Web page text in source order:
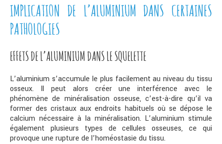
IMPLICATION DE L’ALUMINIUM DANS CERTAINES
PATHOLOGIES
EFFETS DE L’ALUMINIUM DANS LE SQUELETTE
L’aluminium s’accumule le plus facilement au niveau du tissu
osseux. Il peut alors créer une interférence avec le
phénomène de minéralisation osseuse, c’est-à-dire qu’il va
former des cristaux aux endroits habituels où se dépose le
calcium nécessaire à la minéralisation. L’aluminium stimule
également plusieurs types de cellules osseuses, ce qui
provoque une rupture de l’homéostasie du tissu.